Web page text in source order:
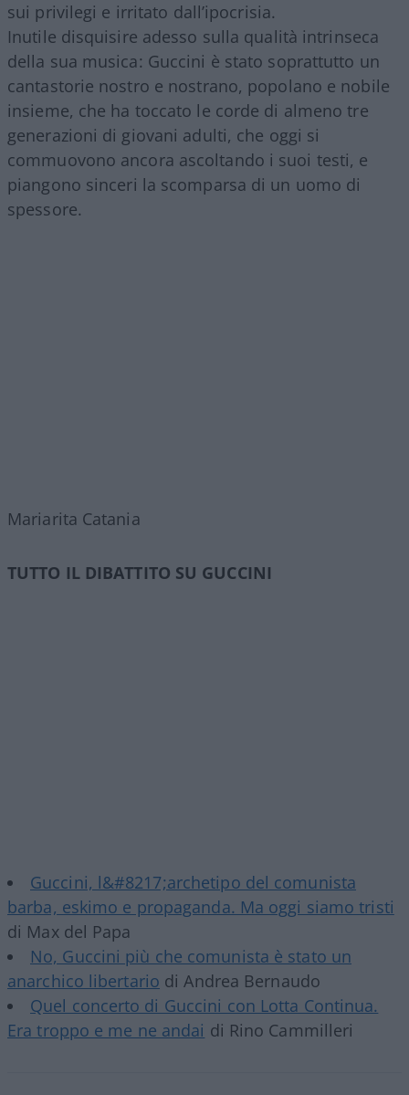
sui privilegi e irritato dall’ipocrisia.
Inutile disquisire adesso sulla qualità intrinseca
della sua musica: Guccini è stato soprattutto un
cantastorie nostro e nostrano, popolano e nobile
insieme, che ha toccato le corde di almeno tre
generazioni di giovani adulti, che oggi si
commuovono ancora ascoltando i suoi testi, e
piangono sinceri la scomparsa di un uomo di
spessore.
Mariarita Catania
TUTTO IL DIBATTITO SU GUCCINI
Guccini, l&#8217;archetipo del comunista
barba, eskimo e propaganda. Ma oggi siamo tristi
di Max del Papa
No, Guccini più che comunista è stato un
anarchico libertario di Andrea Bernaudo
Quel concerto di Guccini con Lotta Continua.
Era troppo e me ne andai di Rino Cammilleri